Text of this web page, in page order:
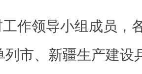
作领导小组成员，
列市、新疆生产建设